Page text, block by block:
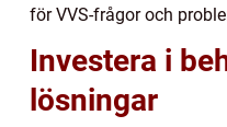
för VVS-frågor och
Investera i
lösningar